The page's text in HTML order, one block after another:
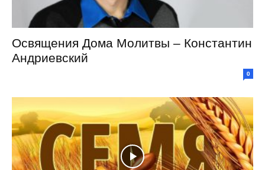
Освящения Дома Молитвы – Константин
Андриевский
0